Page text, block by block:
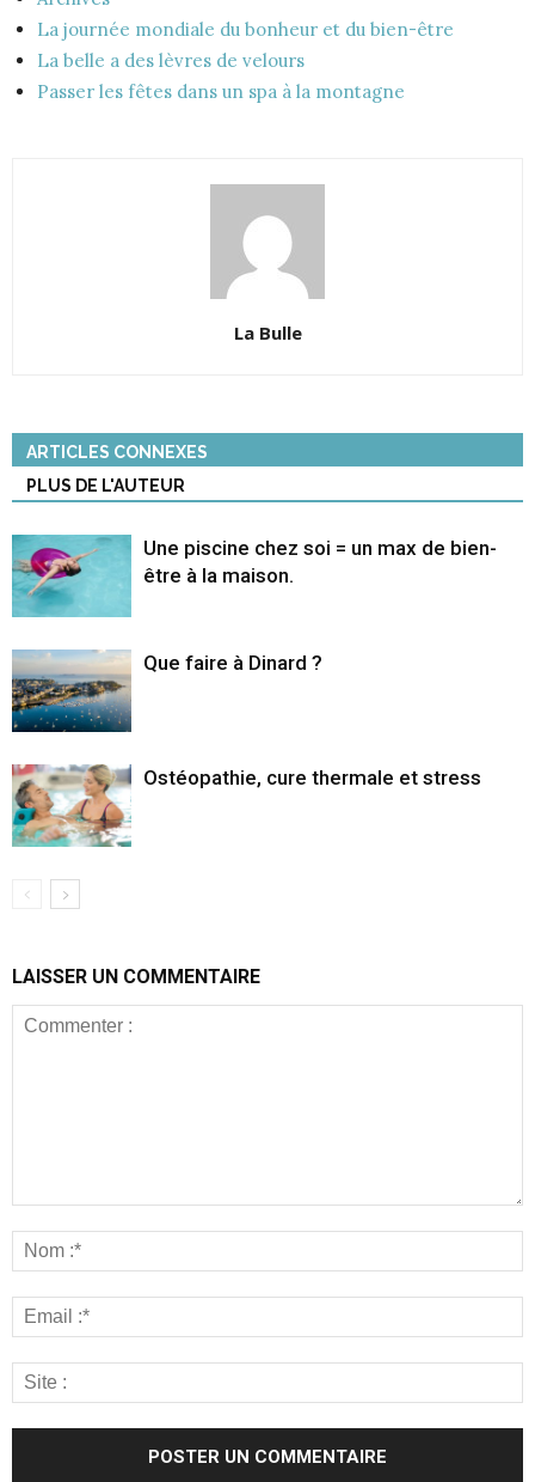
La journée mondiale du bonheur et du bien-être
La belle a des lèvres de velours
Passer les fêtes dans un spa à la montagne
La Bulle
ARTICLES CONNEXES
PLUS DE L'AUTEUR
Une piscine chez soi = un max de bien-
être à la maison.
Que faire à Dinard ?
Ostéopathie, cure thermale et stress
LAISSER UN COMMENTAIRE